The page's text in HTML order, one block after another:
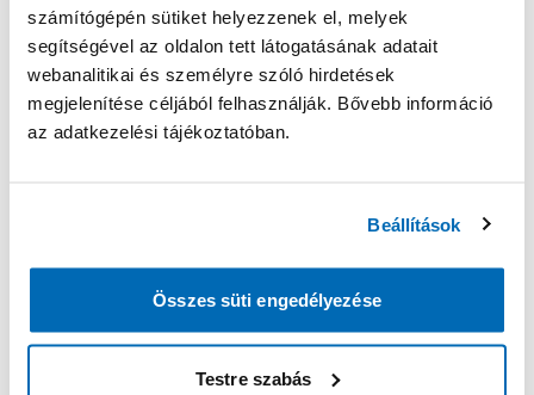
számítógépén sütiket helyezzenek el, melyek
segítségével az oldalon tett látogatásának adatait
webanalitikai és személyre szóló hirdetések
megjelenítése céljából felhasználják. Bővebb információ
az adatkezelési tájékoztatóban.
Beállítások
Összes süti engedélyezése
Testre szabás